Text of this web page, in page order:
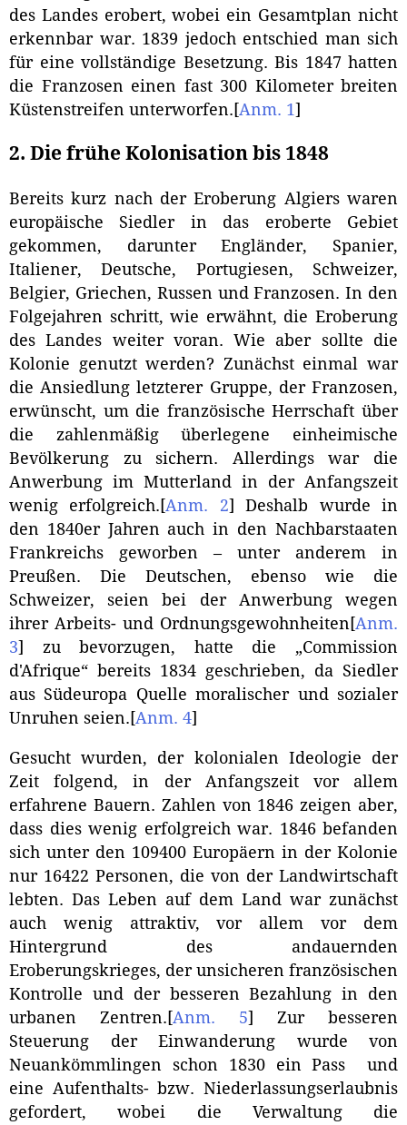
des Landes erobert, wobei ein Gesamtplan nicht
erkennbar war. 1839 jedoch entschied man sich
für eine vollständige Besetzung. Bis 1847 hatten
die Franzosen einen fast 300 Kilometer breiten
Küstenstreifen unterworfen. [Anm. 1]
2. Die frühe Kolonisation bis 1848
Bereits kurz nach der Eroberung Algiers waren
europäische Siedler in das eroberte Gebiet
gekommen, darunter Engländer, Spanier,
Italiener, Deutsche, Portugiesen, Schweizer,
Belgier, Griechen, Russen und Franzosen. In den
Folgejahren schritt, wie erwähnt, die Eroberung
des Landes weiter voran. Wie aber sollte die
Kolonie genutzt werden? Zunächst einmal war
die Ansiedlung letzterer Gruppe, der Franzosen,
erwünscht, um die französische Herrschaft über
die zahlenmäßig überlegene einheimische
Bevölkerung zu sichern. Allerdings war die
Anwerbung im Mutterland in der Anfangszeit
wenig erfolgreich. [Anm. 2]
Deshalb wurde in
den 1840er Jahren auch in den Nachbarstaaten
Frankreichs geworben – unter anderem in
Preußen. Die Deutschen, ebenso wie die
Schweizer, seien bei der Anwerbung wegen
ihrer Arbeits- und Ordnungsgewohnheiten [Anm.
3]
zu bevorzugen, hatte die „Commission
d'Afrique“ bereits 1834 geschrieben, da Siedler
aus Südeuropa Quelle moralischer und sozialer
Unruhen seien. [Anm. 4]
Gesucht wurden, der kolonialen Ideologie der
Zeit folgend, in der Anfangszeit vor allem
erfahrene Bauern. Zahlen von 1846 zeigen aber,
dass dies wenig erfolgreich war. 1846 befanden
sich unter den 109400 Europäern in der Kolonie
nur 16422 Personen, die von der Landwirtschaft
lebten. Das Leben auf dem Land war zunächst
auch wenig attraktiv, vor allem vor dem
Hintergrund des andauernden
Eroberungskrieges, der unsicheren französischen
Kontrolle und der besseren Bezahlung in den
urbanen Zentren. [Anm. 5]
Zur besseren
Steuerung der Einwanderung wurde von
Neuankömmlingen schon 1830 ein Pass und
eine Aufenthalts- bzw. Niederlassungserlaubnis
gefordert, wobei die Verwaltung die